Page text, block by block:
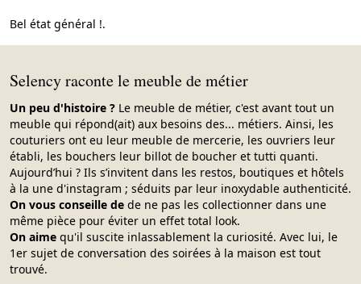
Bel état général !.
Selency raconte le meuble de métier
Un peu d'histoire ? Le meuble de métier, c'est avant tout un
meuble qui répond(ait) aux besoins des... métiers. Ainsi, les
couturiers ont eu leur meuble de mercerie, les ouvriers leur
établi, les bouchers leur billot de boucher et tutti quanti.
Aujourd’hui ? Ils s’invitent dans les restos, boutiques et hôtels
à la une d'instagram ; séduits par leur inoxydable authenticité.
On vous conseille de de ne pas les collectionner dans une
même pièce pour éviter un effet total look.
On aime qu'il suscite inlassablement la curiosité. Avec lui, le
1er sujet de conversation des soirées à la maison est tout
trouvé.